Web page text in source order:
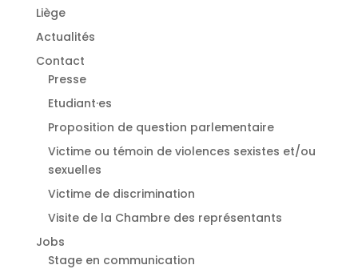
Liège
Actualités
Contact
Presse
Etudiant·es
⁠Proposition de question parlementaire
Victime ou témoin de violences sexistes et/ou
sexuelles
⁠Victime de discrimination
Visite de la Chambre des représentants
Jobs
Stage en communication